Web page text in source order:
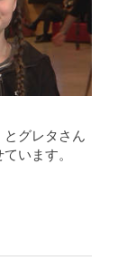
グレタさん
います。